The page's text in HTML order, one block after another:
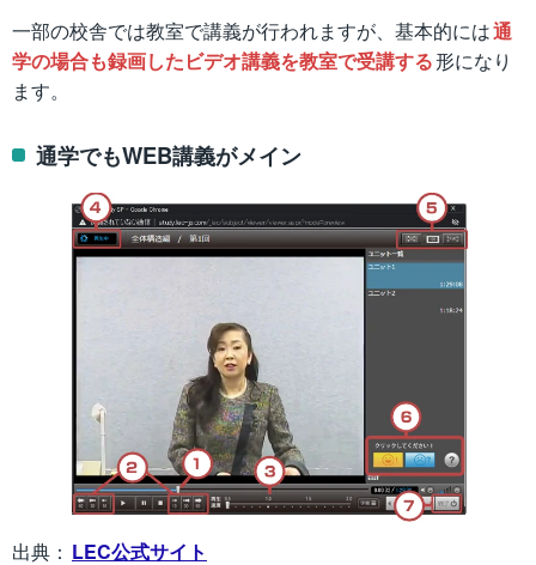
一部の校舎では教室で講義が行われますが、基本的には通
学の場合も録画したビデオ講義を教室で受講する形になり
ます。
通学でもWEB講義がメイン
出典： LEC公式サイト